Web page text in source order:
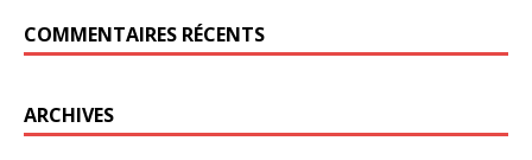
COMMENTAIRES RÉCENTS
ARCHIVES